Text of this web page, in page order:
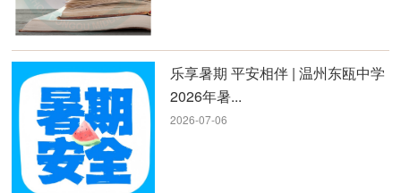
乐享暑期 平安相伴 | 温州东瓯中学
2026年暑...
2026-07-06